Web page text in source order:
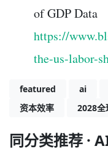
of GDP Data
https://
the-us-labor-
featured ai
资本效率
2028全
同分类推荐 ·